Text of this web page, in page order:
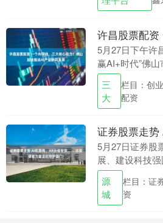
方案，分....
5月27日下午许
赢AI+时代”佛
佛山移动信息大
和信息化局、
佛山....
三
大
栏目：创
配资
5月27日证券股
展、建设科技
活动周正式启动
+科普”三维模
赋能守护....
源
城
栏目：证
资